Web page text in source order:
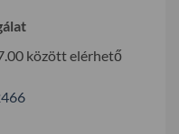
között elérhető